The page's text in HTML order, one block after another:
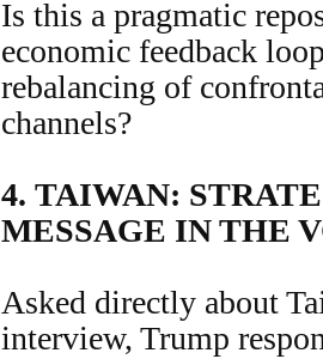
Is this a pragmatic
economic feedback
rebalancing of
channels?
4. TAIWAN:
MESSAGE IN THE
Asked directly about
interview, Trump